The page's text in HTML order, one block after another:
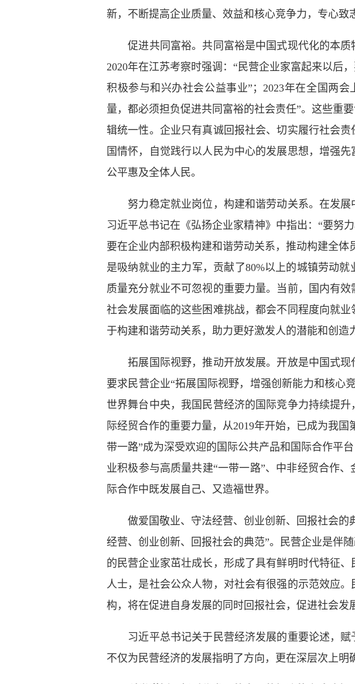
新，不断提高企业质量、效益和核心竞争力，专心致
促进共同富裕。共同富裕是中国式现代化的本
2020年在江苏考察时强调：“民营企业家富起来以后
积极参与和兴办社会公益事业”；2023年在全国两
量，都必须担负促进共同富裕的社会责任”。这些重
辑统一性。企业只有真诚回报社会、切实履行社会
国情怀，自觉践行以人民为中心的发展思想，增强
公平惠及全体人民。
努力稳定就业岗位，构建和谐劳动关系。在发
习近平总书记在《弘扬企业家精神》中指出：“要努
要在企业内部积极构建和谐劳动关系，推动构建全
是吸纳就业的主力军，贡献了80%以上的城镇劳动
质量充分就业不可忽视的重要力量。当前，国内有
社会发展面临的这些困难挑战，都会不同程度向就
于构建和谐劳动关系，助力更好激发人的潜能和创造
拓展国际视野，推动开放发展。开放是中国式
要求民营企业“拓展国际视野，增强创新能力和核心
世界舞台中央，我国民营经济的国际竞争力持续提
际经贸合作的重要力量，从2019年开始，已成为我
带一路”成为深受欢迎的国际公共产品和国际合作平
业积极参与高质量共建“一带一路”、中非经贸合作
际合作中既发展自己、又造福世界。
做爱国敬业、守法经营、创业创新、回报社会
经营、创业创新、回报社会的典范”。民营企业是伴
的民营企业家茁壮成长，形成了具有鲜明时代特征
人士，是社会公众人物，对社会有很强的示范效应
构，将在促进自身发展的同时回报社会，促进社会发
习近平总书记关于民营经济发展的重要论述，
不仅为民营经济的发展指明了方向，更在深层次上明